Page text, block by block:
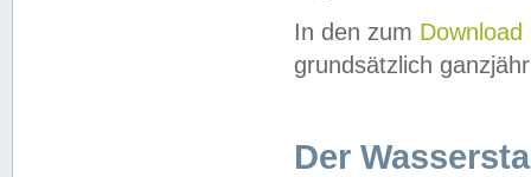
In den zum Download
grundsätzlich
Der